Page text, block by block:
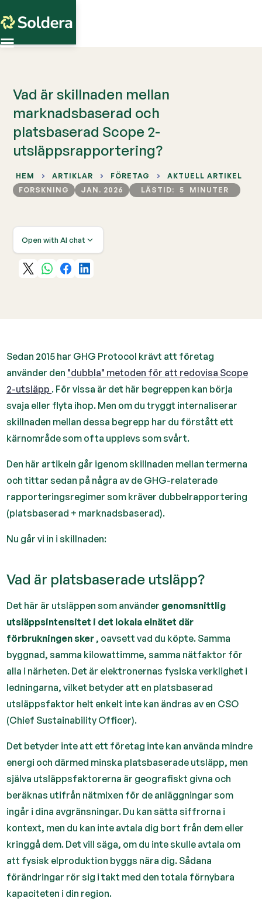
HEM ARTIKLAR FÖRETAG
AKTUELL ARTIKEL
FORSKNING
JAN. 2026 LÄSTID: 5 MINUTER
Open with AI chat
Vad är skillnaden mellan
marknadsbaserad och
platsbaserad Scope 2-
utsläppsrapportering?
Sedan 2015 har GHG Protocol krävt att företag
använder den "dubbla" metoden för att redovisa Scope
2-utsläpp . För vissa är det här begreppen kan börja
svaja eller flyta ihop. Men om du tryggt internaliserar
skillnaden mellan dessa begrepp har du förstått ett
kärnområde som ofta upplevs som svårt.
Den här artikeln går igenom skillnaden mellan termerna
och tittar sedan på några av de GHG-relaterade
rapporteringsregimer som kräver dubbelrapportering
(platsbaserad + marknadsbaserad).
Nu går vi in i skillnaden:
Vad är platsbaserade utsläpp?
Det här är utsläppen som använder genomsnittlig
utsläppsintensitet i det lokala elnätet där
förbrukningen sker , oavsett vad du köpte. Samma
byggnad, samma kilowattimme, samma nätfaktor för
alla i närheten. Det är elektronernas fysiska verklighet i
ledningarna, vilket betyder att en platsbaserad
utsläppsfaktor helt enkelt inte kan ändras av en CSO
(Chief Sustainability Officer).
Det betyder inte att ett företag inte kan använda mindre
energi och därmed minska platsbaserade utsläpp, men
själva utsläppsfaktorerna är geografiskt givna och
beräknas utifrån nätmixen för de anläggningar som
ingår i dina avgränsningar. Du kan sätta siffrorna i
kontext, men du kan inte avtala dig bort från dem eller
kringgå dem. Det vill säga, om du inte skulle avtala om
att fysisk elproduktion byggs nära dig. Sådana
förändringar rör sig i takt med den totala förnybara
kapaciteten i din region.